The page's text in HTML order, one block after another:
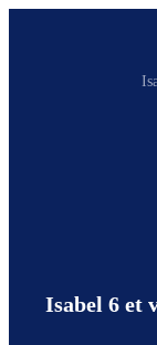
Isabel 6 et